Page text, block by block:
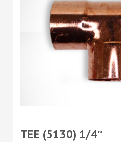
TEE (5130) 1/4″